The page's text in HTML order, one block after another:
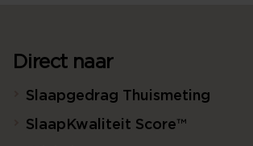
Direct naar
Slaapgedrag Thuismeting
SlaapKwaliteit Score™